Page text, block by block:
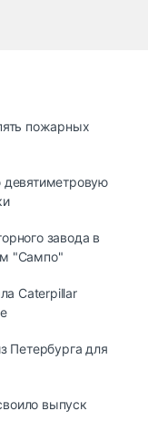
пожарных
девятиметровую
завода в
"Сампо"
Caterpillar
Петербурга для
выпуск